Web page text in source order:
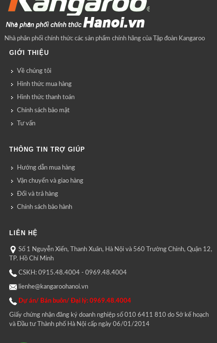
Nhà phân phối chính thức các sản phẩm chính hãng của Tập đoàn Kangaroo
GIỚI THIỆU
Về chúng tôi
Hình thức mua hàng
Hình thức thanh toán
Chính sách bảo mật
Tư vấn
THÔNG TIN TRỢ GIÚP
Hướng dẫn mua hàng
Vận chuyển và giao hàng
Đổi và trả hàng
Chính sách bảo hành
LIÊN HỆ
Số 1 Nguyễn Xiển, Thanh Xuân, Hà Nội và 560 Trường Chinh, Quận 12,
TP. Hồ Chí Minh
CSKH: 0915.48.4004 - 0969.48.4004
lienhe@kangaroohanoi.vn
Dự án/ Bán buôn/ Đại lý: 0969.48.4004
Giấy chứng nhận đăng ký doanh nghiệp số 010 6411 810 do Sở kế hoạch
và Đầu tư Thành phố Hà Nội cấp ngày 06/01/2014